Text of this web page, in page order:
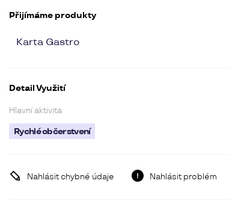
Přijímáme produkty
Karta Gastro
Detail Využití
Hlavní aktivita
Rychlé občerstvení
Nahlásit chybné údaje Nahlásit problém